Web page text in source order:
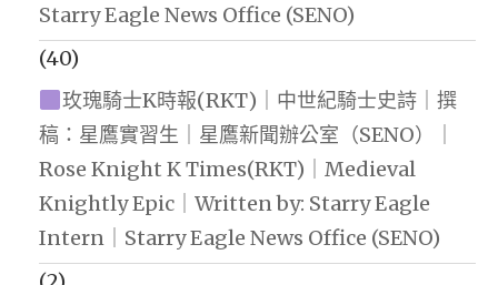
Starry Eagle News Office (SENO)
(40)
玫瑰騎士K時報(RKT)｜中世紀騎士史詩｜撰
稿：星鷹實習生｜星鷹新聞辦公室（SENO）｜
Rose Knight K Times(RKT)｜Medieval
Knightly Epic｜Written by: Starry Eagle
Intern｜Starry Eagle News Office (SENO)